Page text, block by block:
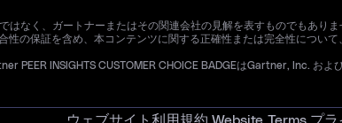
なく、ガートナーまたはその関連会社の見解を表すものでもありま
の保証を含め、本コンテンツに関する正確性または完全性につい
PEER INSIGHTS CUSTOMER CHOICE BADGEはGartner, Inc. およ